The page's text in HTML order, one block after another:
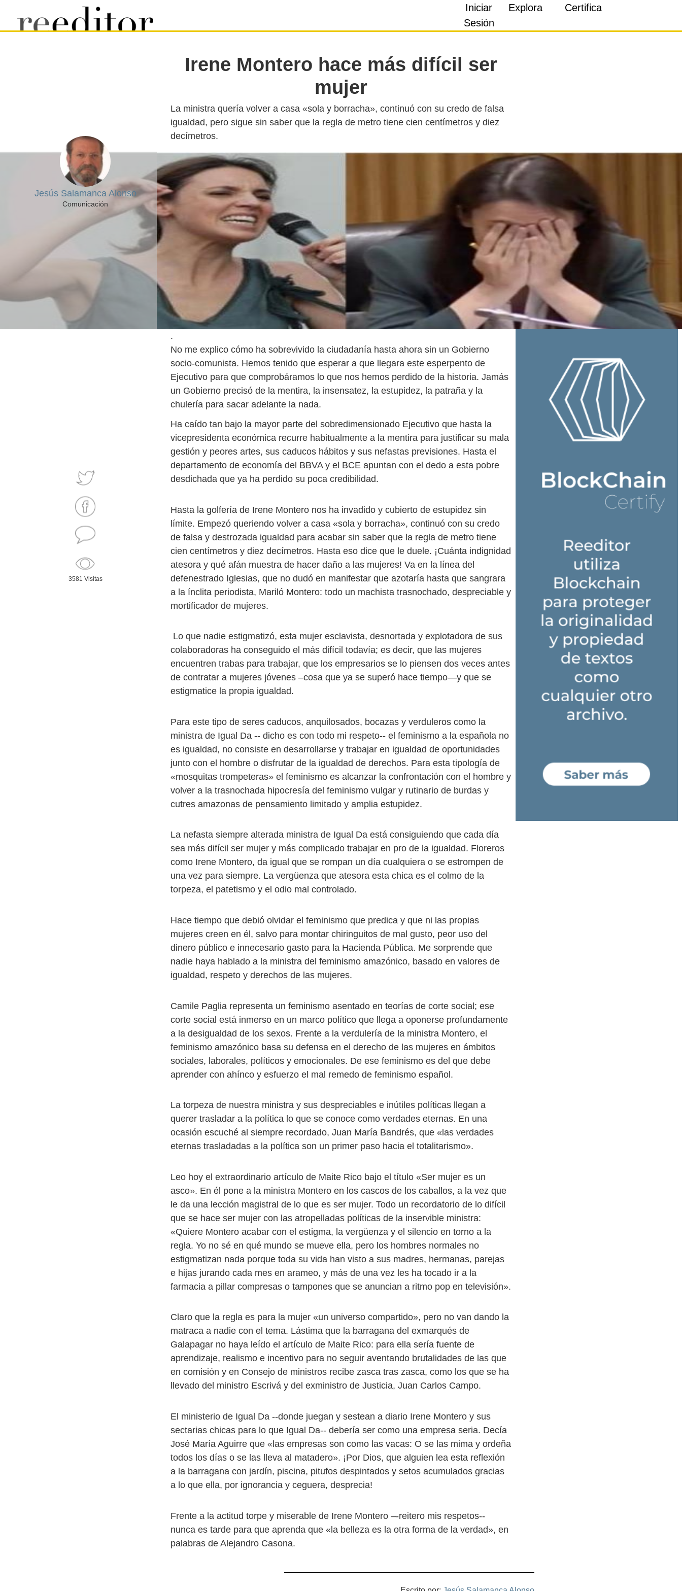
Iniciar
Sesión
Explora Certifica
Jesús Salamanca Alonso
Comunicación
Irene Montero hace más difícil ser
mujer
La ministra quería volver a casa «sola y borracha», continuó con su credo de falsa
igualdad, pero sigue sin saber que la regla de metro tiene cien centímetros y diez
3581 Visitas
.
No me explico cómo ha sobrevivido la ciudadanía hasta ahora sin un Gobierno
socio-comunista. Hemos tenido que esperar a que llegara este esperpento de
Ejecutivo para que comprobáramos lo que nos hemos perdido de la historia. Jamás
un Gobierno precisó de la mentira, la insensatez, la estupidez, la patraña y la
chulería para sacar adelante la nada.
Ha caído tan bajo la mayor parte del sobredimensionado Ejecutivo que hasta la
vicepresidenta económica recurre habitualmente a la mentira para justificar su mala
gestión y peores artes, sus caducos hábitos y sus nefastas previsiones. Hasta el
departamento de economía del BBVA y el BCE apuntan con el dedo a esta pobre
desdichada que ya ha perdido su poca credibilidad.
Hasta la golfería de Irene Montero nos ha invadido y cubierto de estupidez sin
límite. Empezó queriendo volver a casa «sola y borracha», continuó con su credo
de falsa y destrozada igualdad para acabar sin saber que la regla de metro tiene
cien centímetros y diez decímetros. Hasta eso dice que le duele. ¡Cuánta indignidad
atesora y qué afán muestra de hacer daño a las mujeres! Va en la línea del
defenestrado Iglesias, que no dudó en manifestar que azotaría hasta que sangrara
a la ínclita periodista, Mariló Montero: todo un machista trasnochado, despreciable y
mortificador de mujeres.
Lo que nadie estigmatizó, esta mujer esclavista, desnortada y explotadora de sus
colaboradoras ha conseguido el más difícil todavía; es decir, que las mujeres
encuentren trabas para trabajar, que los empresarios se lo piensen dos veces antes
de contratar a mujeres jóvenes –cosa que ya se superó hace tiempo—y que se
estigmatice la propia igualdad.
Para este tipo de seres caducos, anquilosados, bocazas y verduleros como la
ministra de Igual Da -- dicho es con todo mi respeto-- el feminismo a la española no
es igualdad, no consiste en desarrollarse y trabajar en igualdad de oportunidades
junto con el hombre o disfrutar de la igualdad de derechos. Para esta tipología de
«mosquitas trompeteras» el feminismo es alcanzar la confrontación con el hombre y
volver a la trasnochada hipocresía del feminismo vulgar y rutinario de burdas y
cutres amazonas de pensamiento limitado y amplia estupidez.
La nefasta siempre alterada ministra de Igual Da está consiguiendo que cada día
sea más difícil ser mujer y más complicado trabajar en pro de la igualdad. Floreros
como Irene Montero, da igual que se rompan un día cualquiera o se estrompen de
una vez para siempre. La vergüenza que atesora esta chica es el colmo de la
torpeza, el patetismo y el odio mal controlado.
Hace tiempo que debió olvidar el feminismo que predica y que ni las propias
mujeres creen en él, salvo para montar chiringuitos de mal gusto, peor uso del
dinero público e innecesario gasto para la Hacienda Pública. Me sorprende que
nadie haya hablado a la ministra del feminismo amazónico, basado en valores de
igualdad, respeto y derechos de las mujeres.
Camile Paglia representa un feminismo asentado en teorías de corte social; ese
corte social está inmerso en un marco político que llega a oponerse profundamente
a la desigualdad de los sexos. Frente a la verdulería de la ministra Montero, el
feminismo amazónico basa su defensa en el derecho de las mujeres en ámbitos
sociales, laborales, políticos y emocionales. De ese feminismo es del que debe
aprender con ahínco y esfuerzo el mal remedo de feminismo español.
La torpeza de nuestra ministra y sus despreciables e inútiles políticas llegan a
querer trasladar a la política lo que se conoce como verdades eternas. En una
ocasión escuché al siempre recordado, Juan María Bandrés, que «las verdades
eternas trasladadas a la política son un primer paso hacia el totalitarismo».
Leo hoy el extraordinario artículo de Maite Rico bajo el título «Ser mujer es un
asco». En él pone a la ministra Montero en los cascos de los caballos, a la vez que
le da una lección magistral de lo que es ser mujer. Todo un recordatorio de lo difícil
que se hace ser mujer con las atropelladas políticas de la inservible ministra:
«Quiere Montero acabar con el estigma, la vergüenza y el silencio en torno a la
regla. Yo no sé en qué mundo se mueve ella, pero los hombres normales no
estigmatizan nada porque toda su vida han visto a sus madres, hermanas, parejas
e hijas jurando cada mes en arameo, y más de una vez les ha tocado ir a la
farmacia a pillar compresas o tampones que se anuncian a ritmo pop en televisión».
Claro que la regla es para la mujer «un universo compartido», pero no van dando la
matraca a nadie con el tema. Lástima que la barragana del exmarqués de
Galapagar no haya leído el artículo de Maite Rico: para ella sería fuente de
aprendizaje, realismo e incentivo para no seguir aventando brutalidades de las que
en comisión y en Consejo de ministros recibe zasca tras zasca, como los que se ha
llevado del ministro Escrivá y del exministro de Justicia, Juan Carlos Campo.
El ministerio de Igual Da --donde juegan y sestean a diario Irene Montero y sus
sectarias chicas para lo que Igual Da-- debería ser como una empresa seria. Decía
José María Aguirre que «las empresas son como las vacas: O se las mima y ordeña
todos los días o se las lleva al matadero». ¡Por Dios, que alguien lea esta reflexión
a la barragana con jardín, piscina, pitufos despintados y setos acumulados gracias
a lo que ella, por ignorancia y ceguera, desprecia!
Frente a la actitud torpe y miserable de Irene Montero –-reitero mis respetos--
nunca es tarde para que aprenda que «la belleza es la otra forma de la verdad», en
palabras de Alejandro Casona.